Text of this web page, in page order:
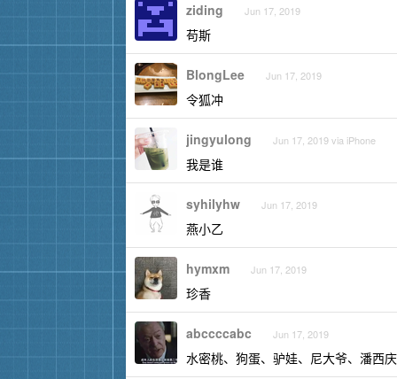
ziding Jun 17, 2019
苟斯
BlongLee Jun 17, 2019
令狐冲
jingyulong Jun 17, 2019 via iPhone
我是谁
syhilyhw Jun 17, 2019
燕小乙
hymxm Jun 17, 2019
珍香
abccccabc Jun 17, 2019
水密桃、狗蛋、驴娃、尼大爷、潘西